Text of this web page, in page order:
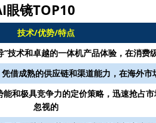
眼镜TOP10
技术/优势/特点
技术和卓越的一体机产品体验，在消费
借成熟的供应链和渠道能力，在海外
和极具竞争力的定价策略，迅速抢占
忽视的